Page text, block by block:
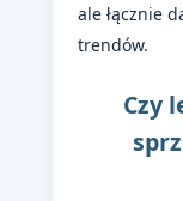
ale łącznie
trendów.
Czy